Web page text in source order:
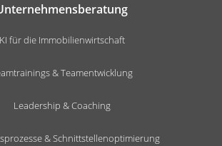
KI für die Immobilienwirtschaft
& Teamentwicklung
Leadership & Coaching
& Schnittstellenoptimierung